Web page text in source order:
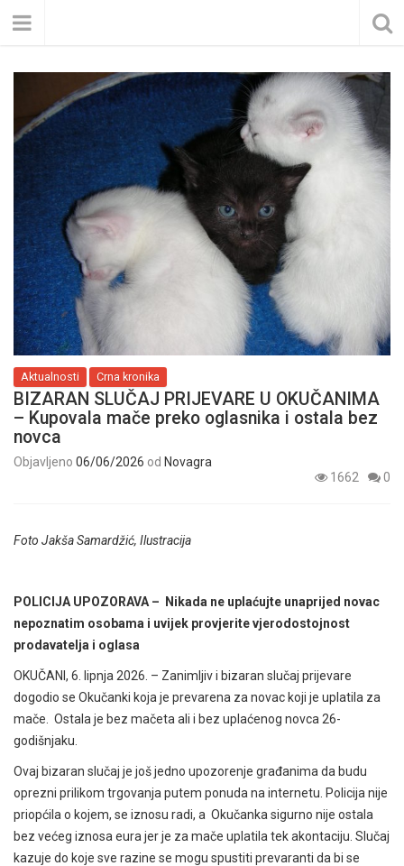
Aktualnosti Crna kronika
BIZARAN SLUČAJ PRIJEVARE U OKUČANIMA
– Kupovala mače preko oglasnika i ostala bez
novca
Objavljeno 06/06/2026 od Novagra
1662
0
Foto Jakša Samardžić, Ilustracija
POLICIJA UPOZORAVA – Nikada ne uplaćujte unaprijed novac
nepoznatim osobama i uvijek provjerite vjerodostojnost
prodavatelja i oglasa
OKUČANI, 6. lipnja 2026. – Zanimljiv i bizaran slučaj prijevare
dogodio se Okučanki koja je prevarena za novac koji je uplatila za
mače. Ostala je bez mačeta ali i bez uplaćenog novca 26-
godišnjaku.
Ovaj bizaran slučaj je još jedno upozorenje građanima da budu
oprezni prilikom trgovanja putem ponuda na internetu. Policija nije
priopćila o kojem, se iznosu radi, a Okučanka sigurno nije ostala
bez većeg iznosa eura jer je za mače uplatila tek akontaciju. Slučaj
kazuje do koje sve razine se mogu spustiti prevaranti da bi se